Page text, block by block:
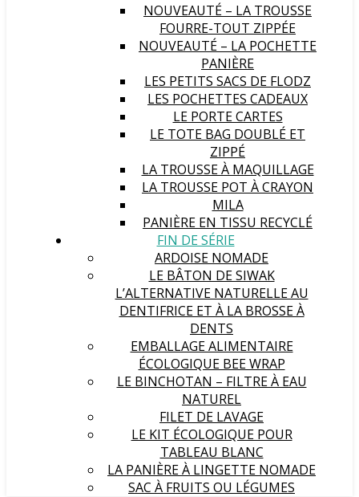
NOUVEAUTÉ – LA TROUSSE
FOURRE-TOUT ZIPPÉE
NOUVEAUTÉ – LA POCHETTE
PANIÈRE
LES PETITS SACS DE FLODZ
LES POCHETTES CADEAUX
LE PORTE CARTES
LE TOTE BAG DOUBLÉ ET
ZIPPÉ
LA TROUSSE À MAQUILLAGE
LA TROUSSE POT À CRAYON
MILA
PANIÈRE EN TISSU RECYCLÉ
FIN DE SÉRIE
ARDOISE NOMADE
LE BÂTON DE SIWAK
L’ALTERNATIVE NATURELLE AU
DENTIFRICE ET À LA BROSSE À
DENTS
EMBALLAGE ALIMENTAIRE
ÉCOLOGIQUE BEE WRAP
LE BINCHOTAN – FILTRE À EAU
NATUREL
FILET DE LAVAGE
LE KIT ÉCOLOGIQUE POUR
TABLEAU BLANC
LA PANIÈRE À LINGETTE NOMADE
SAC À FRUITS OU LÉGUMES